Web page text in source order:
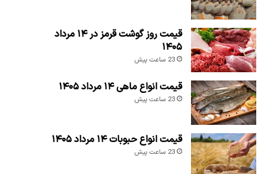
قیمت روز گوشت قرمز در ۱۴ مرداد
۱۴۰۵
23 ساعت پیش
قیمت انواع ماهی ۱۴ مرداد ۱۴۰۵
23 ساعت پیش
قیمت انواع حبوبات ۱۴ مرداد ۱۴۰۵
23 ساعت پیش